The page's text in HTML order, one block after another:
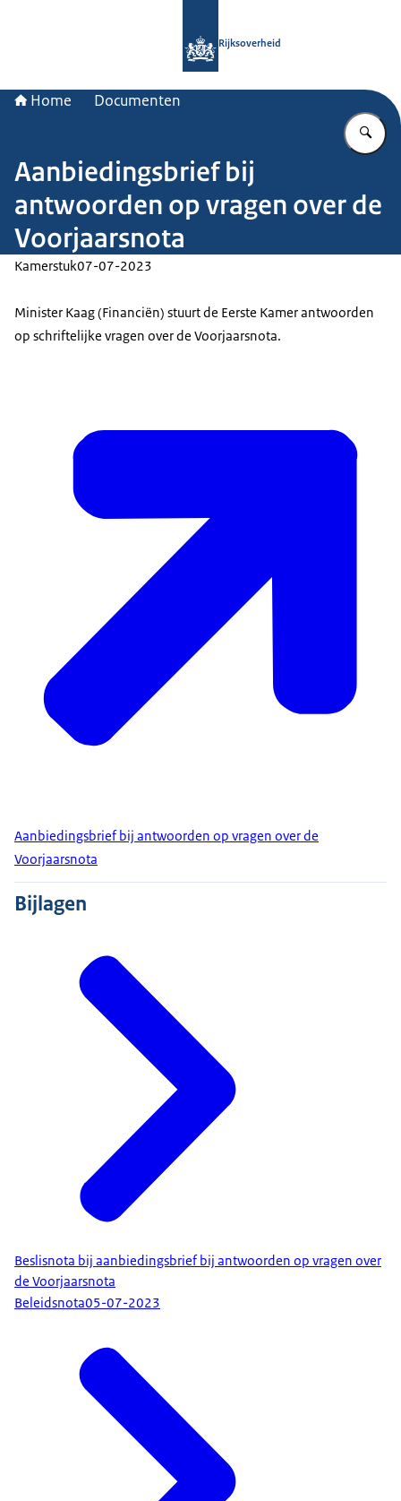
Rijksoverheid
Home Documenten
Aanbiedingsbrief bij
antwoorden op vragen over de
Voorjaarsnota
Kamerstuk07-07-2023
Minister Kaag (Financiën) stuurt de Eerste Kamer antwoorden
op schriftelijke vragen over de Voorjaarsnota.
Aanbiedingsbrief bij antwoorden op vragen over de
Voorjaarsnota
Bijlagen
Beslisnota bij aanbiedingsbrief bij antwoorden op vragen over
de Voorjaarsnota
Beleidsnota05-07-2023